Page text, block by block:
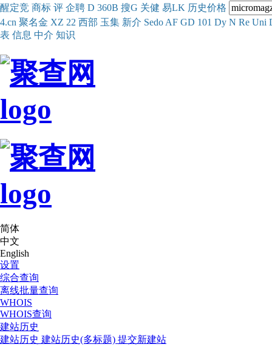
醒定竞 商标 评 企聘 D 360B 搜G 关健 易LK 历史价格
4.cn 聚名金 XZ 22 西部 玉集 新介 Sedo AF GD 101 Dy N Re Uni
表 信息 中介 知识